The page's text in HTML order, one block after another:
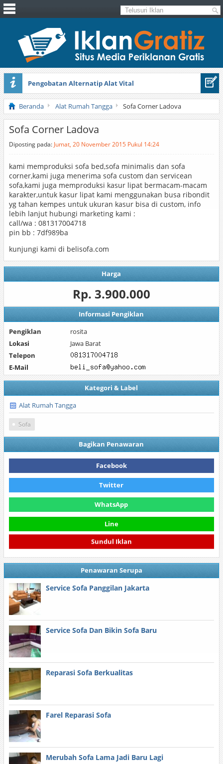
Pengobatan Alternatip Alat Vital
Pita Cantik Pesona
Beranda Alat Rumah Tangga Sofa Corner Ladova
Sofa Corner Ladova
Diposting pada: Jumat, 20 November 2015 Pukul 14:24
kami memproduksi sofa bed,sofa minimalis dan sofa
corner,kami juga menerima sofa custom dan servicean
sofa,kami juga memproduksi kasur lipat bermacam-macam
karakter,untuk kasur lipat kami menggunakan busa ribondit
yg tahan kempes untuk ukuran kasur bisa di custom, info
lebih lanjut hubungi marketing kami :
call/wa : 081317004718
pin bb : 7df989ba
kunjungi kami di belisofa.com
Harga
Rp. 3.900.000
Informasi Pengiklan
Pengiklan
rosita
Lokasi
Jawa Barat
Telepon
E-Mail
Kategori & Label
Alat Rumah Tangga
Sofa
Bagikan Penawaran
Facebook
Twitter
WhatsApp
Line
Sundul Iklan
Penawaran Serupa
Service Sofa Panggilan Jakarta
Service Sofa Dan Bikin Sofa Baru
Reparasi Sofa Berkualitas
Farel Reparasi Sofa
Merubah Sofa Lama Jadi Baru Lagi